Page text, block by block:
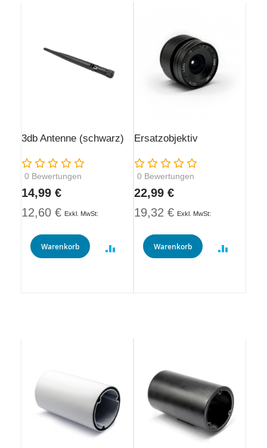
3db Antenne (schwarz)
Rating:
0 Bewertungen
14,99 €
12,60 €
Warenkorb
Ersatzobjektiv
Rating:
0 Bewertungen
22,99 €
19,32 €
Warenkorb